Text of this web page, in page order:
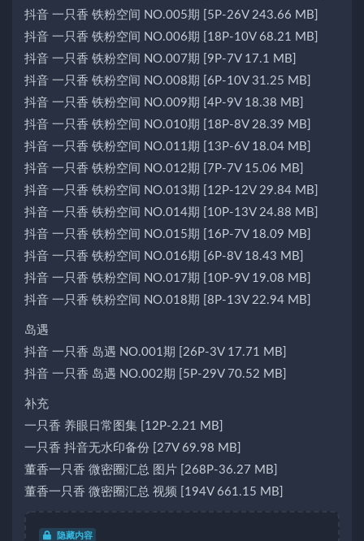
抖音 一只香 铁粉空间 NO.005期 [5P-26V 243.66 MB]
抖音 一只香 铁粉空间 NO.006期 [18P-10V 68.21 MB]
抖音 一只香 铁粉空间 NO.007期 [9P-7V 17.1 MB]
抖音 一只香 铁粉空间 NO.008期 [6P-10V 31.25 MB]
抖音 一只香 铁粉空间 NO.009期 [4P-9V 18.38 MB]
抖音 一只香 铁粉空间 NO.010期 [18P-8V 28.39 MB]
抖音 一只香 铁粉空间 NO.011期 [13P-6V 18.04 MB]
抖音 一只香 铁粉空间 NO.012期 [7P-7V 15.06 MB]
抖音 一只香 铁粉空间 NO.013期 [12P-12V 29.84 MB]
抖音 一只香 铁粉空间 NO.014期 [10P-13V 24.88 MB]
抖音 一只香 铁粉空间 NO.015期 [16P-7V 18.09 MB]
抖音 一只香 铁粉空间 NO.016期 [6P-8V 18.43 MB]
抖音 一只香 铁粉空间 NO.017期 [10P-9V 19.08 MB]
抖音 一只香 铁粉空间 NO.018期 [8P-13V 22.94 MB]
岛遇
抖音 一只香 岛遇 NO.001期 [26P-3V 17.71 MB]
抖音 一只香 岛遇 NO.002期 [5P-29V 70.52 MB]
补充
一只香 养眼日常图集 [12P-2.21 MB]
一只香 抖音无水印备份 [27V 69.98 MB]
董香一只香 微密圈汇总 图片 [268P-36.27 MB]
董香一只香 微密圈汇总 视频 [194V 661.15 MB]
隐藏内容